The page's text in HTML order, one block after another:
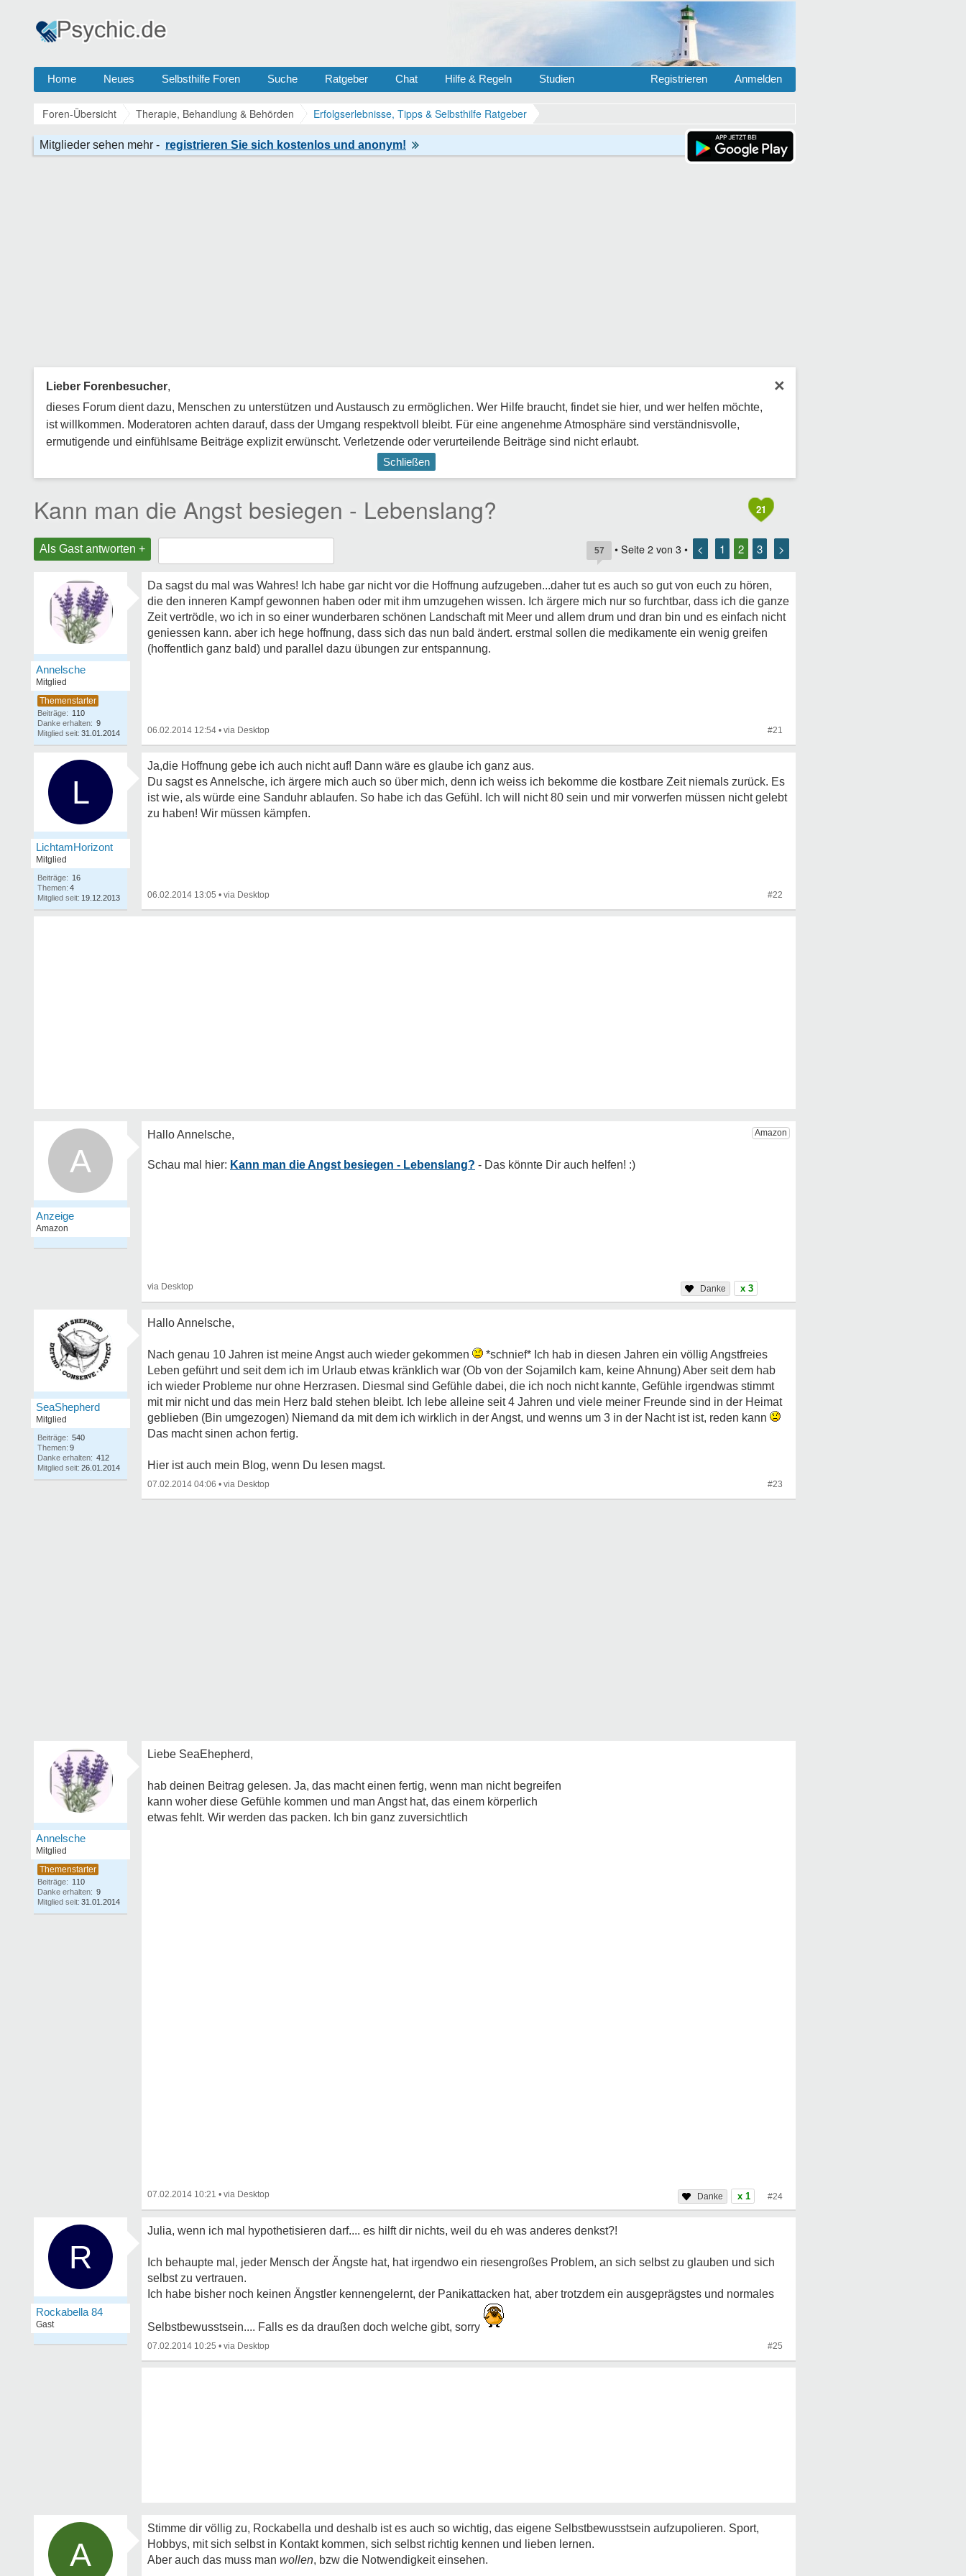
Home Neues Selbsthilfe Foren Suche Ratgeber Chat Hilfe & Regeln Studien Anmelden
Registrieren
Foren-Übersicht Therapie, Behandlung & Behörden Erfolgserlebnisse, Tipps & Selbsthilfe Ratgeber
×
Lieber Forenbesucher,
dieses Forum dient dazu, Menschen zu unterstützen und Austausch zu ermöglichen. Wer Hilfe braucht, findet sie hier, und wer helfen möchte,
ist willkommen. Moderatoren achten darauf, dass der Umgang respektvoll bleibt. Für eine angenehme Atmosphäre sind verständnisvolle,
ermutigende und einfühlsame Beiträge explizit erwünscht. Verletzende oder verurteilende Beiträge sind nicht erlaubt.
Schließen
21
Kann man die Angst besiegen - Lebenslang?
Als Gast antworten + 57 • Seite 2 von 3 • < 1 2 3 >
Annelsche
Mitglied
Beiträge: 110
Danke erhalten: 9
Mitglied seit: 31.01.2014
Da sagst du mal was Wahres! Ich habe gar nicht vor die Hoffnung aufzugeben...daher tut es auch so gut von euch zu hören,
die den inneren Kampf gewonnen haben oder mit ihm umzugehen wissen. Ich ärgere mich nur so furchtbar, dass ich die ganze
Zeit vertrödle, wo ich in so einer wunderbaren schönen Landschaft mit Meer und allem drum und dran bin und es einfach nicht
geniessen kann. aber ich hege hoffnung, dass sich das nun bald ändert. erstmal sollen die medikamente ein wenig greifen
(hoffentlich ganz bald) und parallel dazu übungen zur entspannung.
06.02.2014 12:54 • #21
L
LichtamHorizont
Mitglied
Beiträge: 16
Themen: 4
Mitglied seit: 19.12.2013
Ja,die Hoffnung gebe ich auch nicht auf! Dann wäre es glaube ich ganz aus.
Du sagst es Annelsche, ich ärgere mich auch so über mich, denn ich weiss ich bekomme die kostbare Zeit niemals zurück. Es
ist wie, als würde eine Sanduhr ablaufen. So habe ich das Gefühl. Ich will nicht 80 sein und mir vorwerfen müssen nicht gelebt
zu haben! Wir müssen kämpfen.
06.02.2014 13:05 • #22
A Kann man die Angst besiegen - Lebenslang?
x 3
SeaShepherd
Mitglied
Beiträge: 540
Themen: 9
Danke erhalten: 412
Mitglied seit: 26.01.2014
Hallo Annelsche,
Nach genau 10 Jahren ist meine Angst auch wieder gekommen
*schnief* Ich hab in diesen Jahren ein völlig Angstfreies
Leben geführt und seit dem ich im Urlaub etwas kränklich war (Ob von der Sojamilch kam, keine Ahnung) Aber seit dem hab
ich wieder Probleme nur ohne Herzrasen. Diesmal sind Gefühle dabei, die ich noch nicht kannte, Gefühle irgendwas stimmt
mit mir nicht und das mein Herz bald stehen bleibt. Ich lebe alleine seit 4 Jahren und viele meiner Freunde sind in der Heimat
geblieben (Bin umgezogen) Niemand da mit dem ich wirklich in der Angst, und wenns um 3 in der Nacht ist ist, reden kann
Das macht sinen achon fertig.
Hier ist auch mein Blog, wenn Du lesen magst.
07.02.2014 04:06 • #23
Annelsche
Mitglied
Beiträge: 110
Danke erhalten: 9
Mitglied seit: 31.01.2014
Liebe SeaEhepherd,
hab deinen Beitrag gelesen. Ja, das macht einen fertig, wenn man nicht begreifen
kann woher diese Gefühle kommen und man Angst hat, das einem körperlich
etwas fehlt. Wir werden das packen. Ich bin ganz zuversichtlich
07.02.2014 10:21 • x 1 #24
R
Rockabella 84
Gast
Julia, wenn ich mal hypothetisieren darf.... es hilft dir nichts, weil du eh was anderes denkst?!
Ich behaupte mal, jeder Mensch der Ängste hat, hat irgendwo ein riesengroßes Problem, an sich selbst zu glauben und sich
selbst zu vertrauen.
Ich habe bisher noch keinen Ängstler kennengelernt, der Panikattacken hat, aber trotzdem ein ausgeprägstes und normales
Selbstbewusstsein.... Falls es da draußen doch welche gibt, sorry
07.02.2014 10:25 • #25
A
Stimme dir völlig zu, Rockabella und deshalb ist es auch so wichtig, das eigene Selbstbewusstsein aufzupolieren. Sport,
Hobbys, mit sich selbst in Kontakt kommen, sich selbst richtig kennen und lieben lernen.
Aber auch das muss man wollen, bzw die Notwendigkeit einsehen.